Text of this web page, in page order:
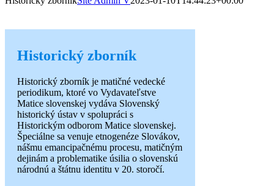
Historický zborník
Historický zborník je matičné vedecké
periodikum, ktoré vo Vydavateľstve
Matice slovenskej vydáva Slovenský
historický ústav v spolupráci s
Historickým odborom Matice slovenskej.
Špeciálne sa venuje etnogenéze Slovákov,
nášmu emancipačnému procesu, matičným
dejinám a problematike úsilia o slovenskú
národnú a štátnu identitu v 20. storočí.